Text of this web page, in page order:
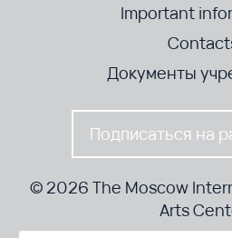
Important
Документы
Подписаться на
© 2026 The Moscow
Arts